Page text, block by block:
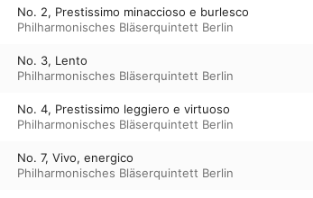
No. 2, Prestissimo minaccioso e burlesco
Philharmonisches Bläserquintett Berlin
No. 3, Lento
Philharmonisches Bläserquintett Berlin
No. 4, Prestissimo leggiero e virtuoso
Philharmonisches Bläserquintett Berlin
No. 7, Vivo, energico
Philharmonisches Bläserquintett Berlin